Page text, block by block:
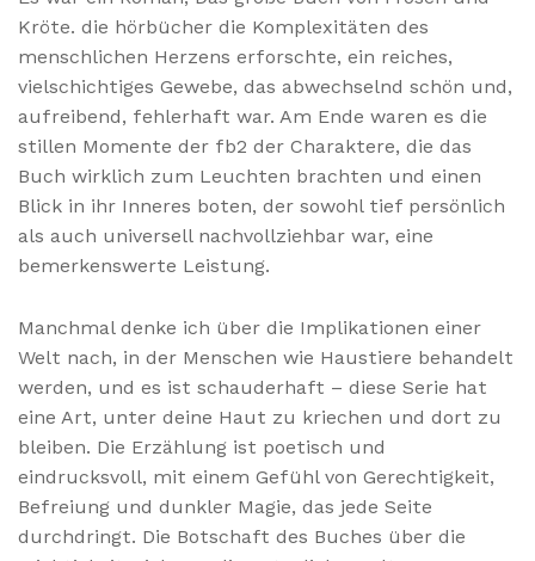
Kröte. die hörbücher die Komplexitäten des
menschlichen Herzens erforschte, ein reiches,
vielschichtiges Gewebe, das abwechselnd schön und,
aufreibend, fehlerhaft war. Am Ende waren es die
stillen Momente der fb2 der Charaktere, die das
Buch wirklich zum Leuchten brachten und einen
Blick in ihr Inneres boten, der sowohl tief persönlich
als auch universell nachvollziehbar war, eine
bemerkenswerte Leistung.
Manchmal denke ich über die Implikationen einer
Welt nach, in der Menschen wie Haustiere behandelt
werden, und es ist schauderhaft – diese Serie hat
eine Art, unter deine Haut zu kriechen und dort zu
bleiben. Die Erzählung ist poetisch und
eindrucksvoll, mit einem Gefühl von Gerechtigkeit,
Befreiung und dunkler Magie, das jede Seite
durchdringt. Die Botschaft des Buches über die